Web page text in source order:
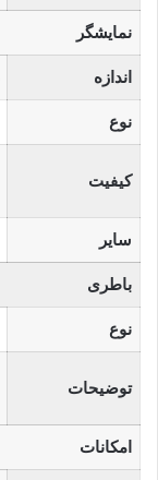
نمایشگر
اندازه
نوع
کیفیت
سایر
باطری
نوع
توضیحات
امکانات